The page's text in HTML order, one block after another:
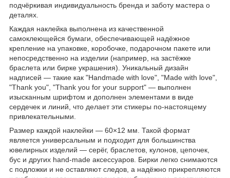
подчёркивая индивидуальность бренда и заботу мастера о
деталях.
Каждая наклейка выполнена из качественной
самоклеющейся бумаги, обеспечивающей надёжное
крепление на упаковке, коробочке, подарочном пакете или
непосредственно на изделии (например, на застёжке
браслета или бирке украшения). Уникальный дизайн
надписей — такие как "Handmade with love", "Made with love",
"Thank you", "Thank you for your support" — выполнен
изысканным шрифтом и дополнен элементами в виде
сердечек и линий, что делает эти стикеры по-настоящему
привлекательными.
Размер каждой наклейки — 60×12 мм. Такой формат
является универсальным и подходит для большинства
ювелирных изделий — серёг, браслетов, кулонов, цепочек,
бус и других hand-made аксессуаров. Бирки легко снимаются
с подложки и не оставляют следов, а надёжно прикрепляются